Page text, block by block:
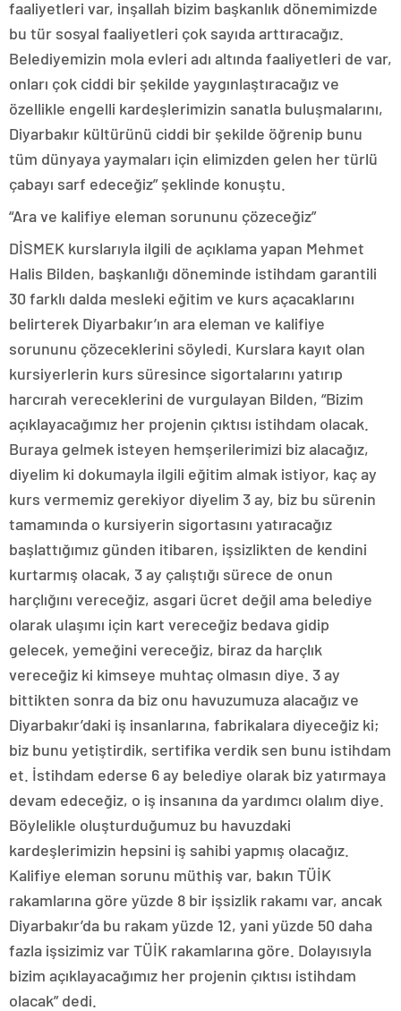
faaliyetleri var, inşallah bizim başkanlık dönemimizde
bu tür sosyal faaliyetleri çok sayıda arttıracağız.
Belediyemizin mola evleri adı altında faaliyetleri de var,
onları çok ciddi bir şekilde yaygınlaştıracağız ve
özellikle engelli kardeşlerimizin sanatla buluşmalarını,
Diyarbakır kültürünü ciddi bir şekilde öğrenip bunu
tüm dünyaya yaymaları için elimizden gelen her türlü
çabayı sarf edeceğiz” şeklinde konuştu.
“Ara ve kalifiye eleman sorununu çözeceğiz”
DİSMEK kurslarıyla ilgili de açıklama yapan Mehmet
Halis Bilden, başkanlığı döneminde istihdam garantili
30 farklı dalda mesleki eğitim ve kurs açacaklarını
belirterek Diyarbakır’ın ara eleman ve kalifiye
sorununu çözeceklerini söyledi. Kurslara kayıt olan
kursiyerlerin kurs süresince sigortalarını yatırıp
harcırah vereceklerini de vurgulayan Bilden, “Bizim
açıklayacağımız her projenin çıktısı istihdam olacak.
Buraya gelmek isteyen hemşerilerimizi biz alacağız,
diyelim ki dokumayla ilgili eğitim almak istiyor, kaç ay
kurs vermemiz gerekiyor diyelim 3 ay, biz bu sürenin
tamamında o kursiyerin sigortasını yatıracağız
başlattığımız günden itibaren, işsizlikten de kendini
kurtarmış olacak, 3 ay çalıştığı sürece de onun
harçlığını vereceğiz, asgari ücret değil ama belediye
olarak ulaşımı için kart vereceğiz bedava gidip
gelecek, yemeğini vereceğiz, biraz da harçlık
vereceğiz ki kimseye muhtaç olmasın diye. 3 ay
bittikten sonra da biz onu havuzumuza alacağız ve
Diyarbakır’daki iş insanlarına, fabrikalara diyeceğiz ki;
biz bunu yetiştirdik, sertifika verdik sen bunu istihdam
et. İstihdam ederse 6 ay belediye olarak biz yatırmaya
devam edeceğiz, o iş insanına da yardımcı olalım diye.
Böylelikle oluşturduğumuz bu havuzdaki
kardeşlerimizin hepsini iş sahibi yapmış olacağız.
Kalifiye eleman sorunu müthiş var, bakın TÜİK
rakamlarına göre yüzde 8 bir işsizlik rakamı var, ancak
Diyarbakır’da bu rakam yüzde 12, yani yüzde 50 daha
fazla işsizimiz var TÜİK rakamlarına göre. Dolayısıyla
bizim açıklayacağımız her projenin çıktısı istihdam
olacak” dedi.